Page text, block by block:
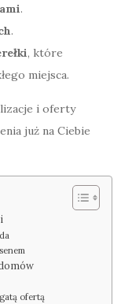
.
.
, które
miejsca.
i oferty
już na Ciebie
ofertą